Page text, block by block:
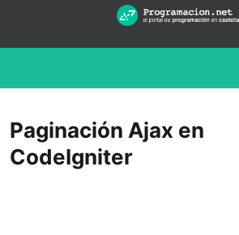
Paginación Ajax en
CodeIgniter